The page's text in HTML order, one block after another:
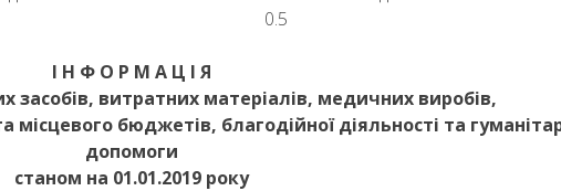
0.5
І Н Ф О Р М А Ц І Я
засобів, витратних матеріалів, медичних виробів,
бюджетів, благодійної діяльності та
допомоги
станом на 01.01.2019 року